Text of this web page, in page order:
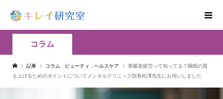
コラム
記事 コラム ビューティ ヘルスケア
寒暖差疲労って知ってる？睡眠の質
を上げるためのポイントについてメンタルクリニック院長松澤先生にお伺いしました